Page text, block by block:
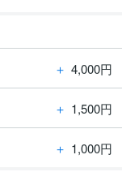
＋ 4,000円
＋ 1,500円
＋ 1,000円